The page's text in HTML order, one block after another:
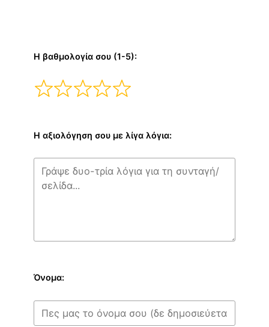
Η βαθμολογία σου (1-5):
Η αξιολόγηση σου με λίγα λόγια:
Όνομα: